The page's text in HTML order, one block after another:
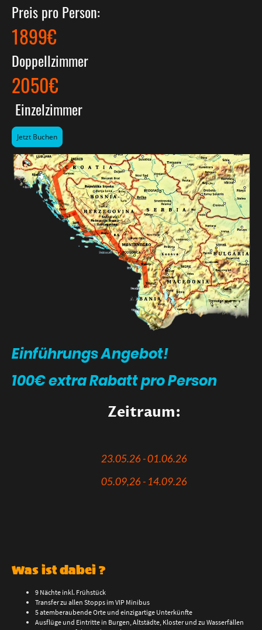
Preis pro Person:
1899€
Doppellzimmer
2050€
Einzelzimmer
Jetzt Buchen
Einführungs Angebot!
100€ extra Rabatt pro Person
Zeitraum:
23.05.26 - 01.06.26
05.09,26 - 14.09.26
Was ist dabei ?
9 Nächte inkl. Frühstück
Transfer zu allen Stopps im VIP Minibus
5 atemberaubende Orte und einzigartige Unterkünfte
Ausflüge und Eintritte in Burgen, Altstädte, Kloster und zu Wasserfällen